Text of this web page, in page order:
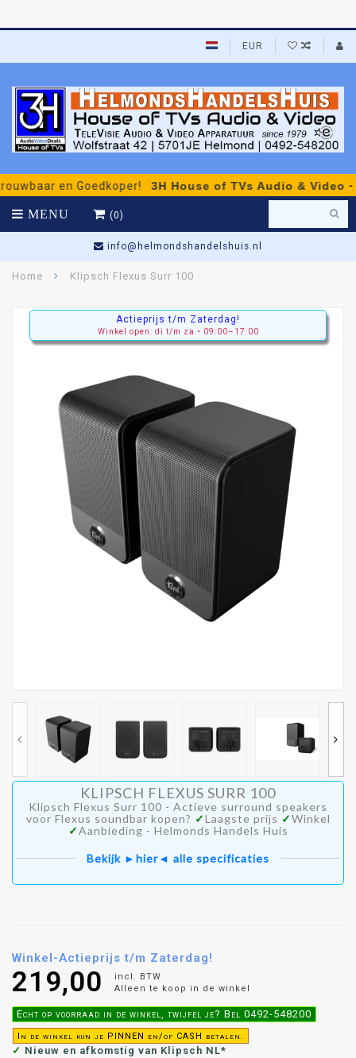
EUR
en Goedkoper!3H House of TVs Audio & Video-
MENU (0)
Gratis Persoonlijk Advies
Home Klipsch Flexus Surr 100
Actieprijs t/m Zaterdag!
Winkel open: di t/m za • 09:00–17:00
KLIPSCH FLEXUS SURR 100
Klipsch Flexus Surr 100 - Actieve surround speakers
voor Flexus soundbar kopen? ✓Laagste prijs ✓Winkel
✓Aanbieding - Helmonds Handels Huis
Bekijk ►hier◄ alle specificaties
Winkel-Actieprijs t/m Zaterdag!
219,00
incl. BTW
Alleen te koop in de winkel
Echt op voorraad in de winkel, twijfel je? Bel 0492-548200
In de winkel kun je PINNEN en/of CASH betalen.
✓ Nieuw en afkomstig van Klipsch NL*